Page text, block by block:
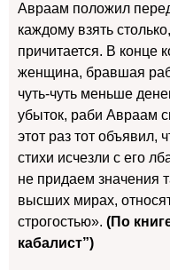
Авраам положил
каждому взять
причитается. В конце
женщина, бравшая
чуть-чуть меньше
убыток, раби Авраам
этот раз тот
стихи исчезли с его
не придаем значения
высших мирах,
строгостью». (По
кабалист”)